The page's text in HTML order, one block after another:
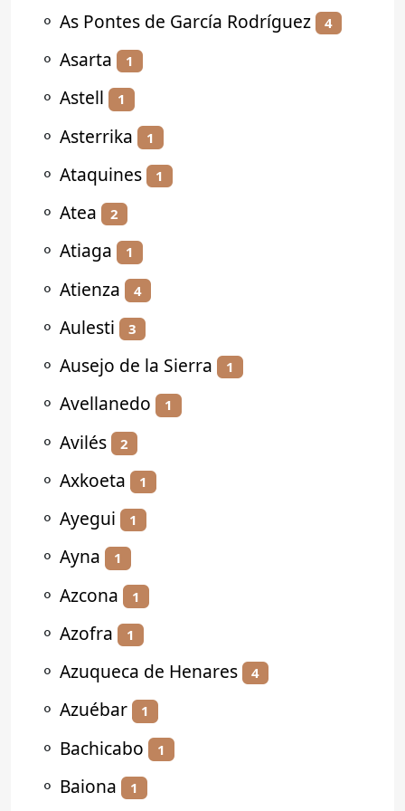
⚬ As Pontes de García Rodríguez 4
⚬ Asarta 1
⚬ Astell 1
⚬ Asterrika 1
⚬ Ataquines 1
⚬ Atea 2
⚬ Atiaga 1
⚬ Atienza 4
⚬ Aulesti 3
⚬ Ausejo de la Sierra 1
⚬ Avellanedo 1
⚬ Avilés 2
⚬ Axkoeta 1
⚬ Ayegui 1
⚬ Ayna 1
⚬ Azcona 1
⚬ Azofra 1
⚬ Azuqueca de Henares 4
⚬ Azuébar 1
⚬ Bachicabo 1
⚬ Baiona 1